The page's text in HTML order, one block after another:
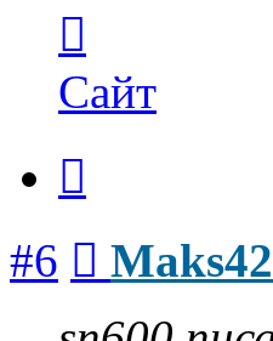
пользователя
Maks42
Сайт
#6 Maks42